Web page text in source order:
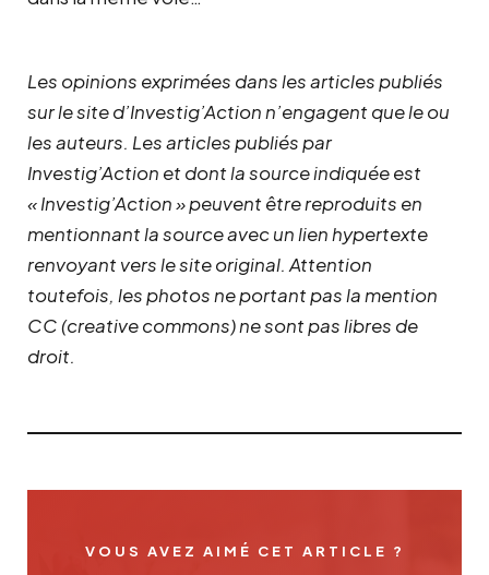
Les opinions exprimées dans les articles publiés
sur le site d’Investig’Action n’engagent que le ou
les auteurs. Les articles publiés par
Investig’Action et dont la source indiquée est
« Investig’Action » peuvent être reproduits en
mentionnant la source avec un lien hypertexte
renvoyant vers le site original. Attention
toutefois, les photos ne portant pas la mention
CC (creative commons) ne sont pas libres de
droit.
VOUS AVEZ AIMÉ CET ARTICLE ?